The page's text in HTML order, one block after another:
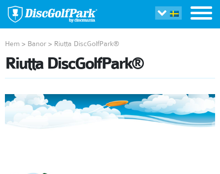
Hem > Banor > Riutta DiscGolfPark®
Riutta DiscGolfPark®